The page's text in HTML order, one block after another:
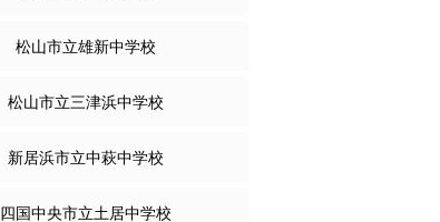
松山市立雄新中学校
松山市立三津浜中学校
新居浜市立中萩中学校
四国中央市立土居中学校